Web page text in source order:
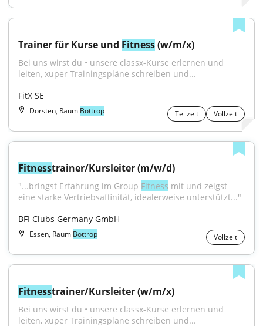
Trainer für Kurse und Fitness (w/m/x)
Bei uns wirst du • unsere classx-Kurse erlernen und
leiten, xuper Trainingspläne schreiben und...
FitX SE
Dorsten, Raum Bottrop Teilzeit Vollzeit
Fitnesstrainer/Kursleiter (m/w/d)
"...bringst Erfahrung im Group Fitness mit und zeigst
eine starke Vertriebsaffinität, idealerweise unterstützt..."
BFI Clubs Germany GmbH
Essen, Raum Bottrop Vollzeit
Fitnesstrainer/Kursleiter (w/m/x)
Bei uns wirst du • unsere classx-Kurse erlernen und
leiten, xuper Trainingspläne schreiben und...